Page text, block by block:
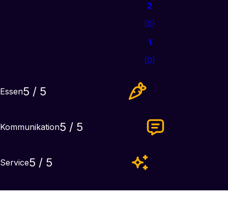
2
(0)
1
(0)
Essen5 / 5
Kommunikation5 / 5
Service5 / 5